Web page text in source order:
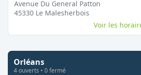
Avenue Du General Patton
45330 Le Malesherbois
Voir les
Orléans
4ouverts • 0fermé